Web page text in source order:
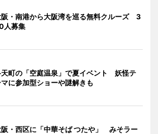
・南港から大阪湾を巡る無料クルーズ 3
人募集
町の「空庭温泉」で夏イベント 妖怪テ
マに参加型ショーや謎解きも
・西区に「中華そば つたや」 みそラー